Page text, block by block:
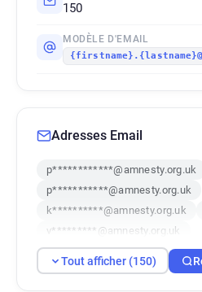
150
MODÈLE D'EMAIL
Adresses Email
p************@amnesty.org.uk
p***********@amnesty.org.uk
k**********@amnesty.org.uk
v*********@amnesty.org.uk
e***********@amnesty.org.uk
z************@amnesty.org.uk
Tout afficher (150)